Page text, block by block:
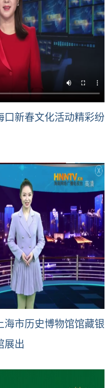
口新春文化活动精彩纷
海市历史博物馆馆藏银
展出